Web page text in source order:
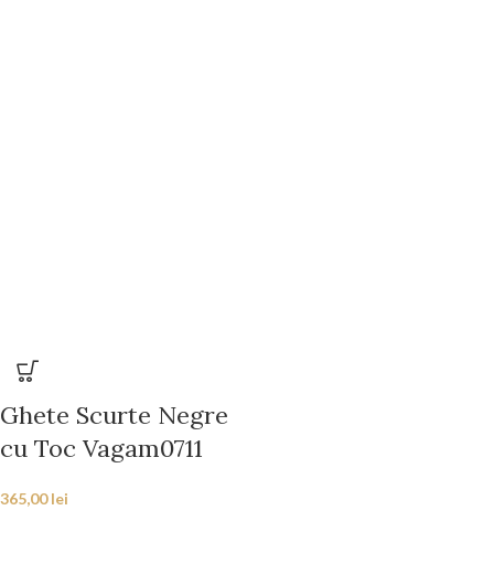
Ghete Scurte Negre
cu Toc Vagam0711
365,00lei